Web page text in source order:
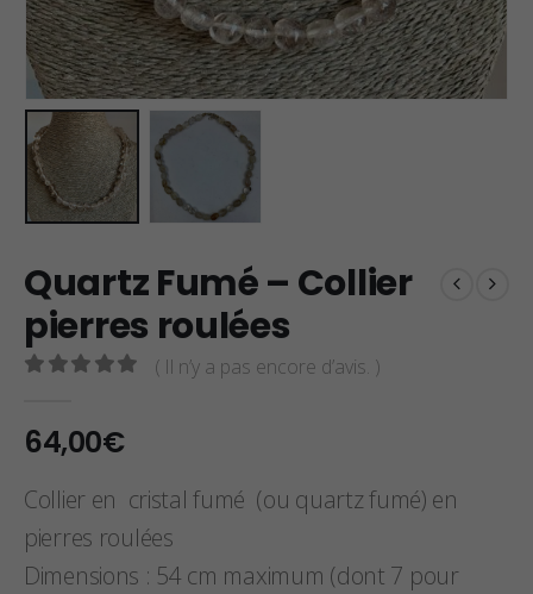
Quartz Fumé – Collier
pierres roulées
( Il n’y a pas encore d’avis. )
64,00€
Collier en cristal fumé (ou quartz fumé) en
pierres roulées
Dimensions : 54 cm maximum (dont 7 pour